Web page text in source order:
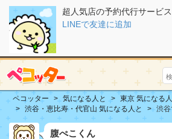
超人気店の予約代行サービス
LINEで友達に追加
ペコッター 気になる人と
東京 気になる
渋谷・恵比寿・代官山 気になる人と
渋谷
腹ぺこくん